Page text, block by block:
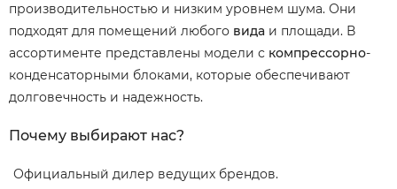
производительностью и низким уровнем шума. Они
подходят для помещений любого вида и площади. В
ассортименте представлены модели с компрессорно-
конденсаторными блоками, которые обеспечивают
долговечность и надежность.
Почему выбирают нас?
Официальный дилер ведущих брендов.